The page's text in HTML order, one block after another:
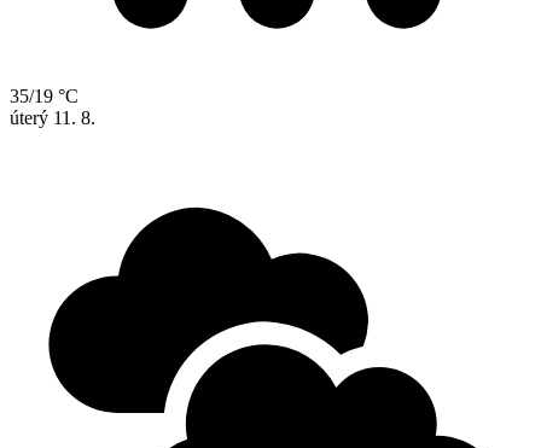
35/19 °C
úterý 11. 8.